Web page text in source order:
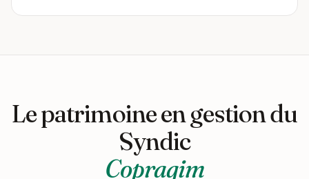
Le patrimoine en gestion du
Syndic
Copragim